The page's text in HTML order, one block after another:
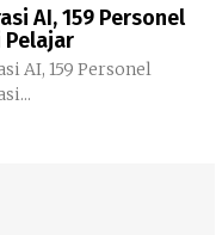
AI, 159 Personel
Pelajar
AI, 159 Personel